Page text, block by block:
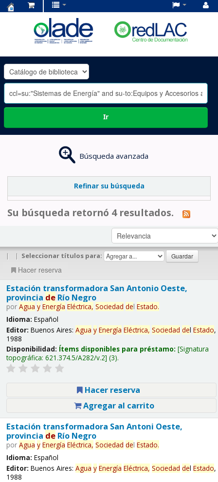
OLADE
-
Ir
Búsqueda avanzada
Refinar su búsqueda
Su búsqueda retornó 4 resultados.
| | Seleccionar títulos para:
Hacer reserva
Estación transformadora San Antonio Oeste,
provincia deRío Negro
por Agua y Energía Eléctrica, Sociedad del Estado.
Idioma: Español
Editor: Buenos Aires: Agua y Energía Eléctrica, Sociedad del Estado,
1988
Disponibilidad: Ítems disponibles para préstamo: Signatura
topográfica: 621.374.5/A282/v.2 (3).
Hacer reserva
Agregar al carrito
Estación transformadora San Antoni Oeste,
provincia deRío Negro
por Agua y Energía Eléctrica, Sociedad del Estado.
Idioma: Español
Editor: Buenos Aires: Agua y Energía Eléctrica, Sociedad del Estado,
1988